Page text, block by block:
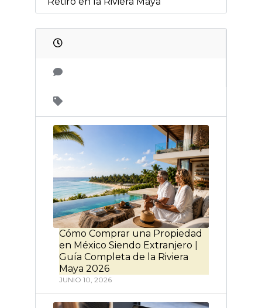
Cómo Comprar una Propiedad
en México Siendo Extranjero |
Guía Completa de la Riviera
Maya 2026
JUNIO 10, 2026